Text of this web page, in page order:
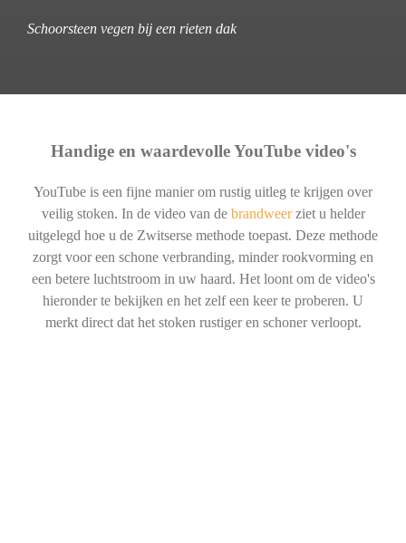
Schoorsteen vegen bij een rieten dak
Handige en waardevolle YouTube video's
YouTube is een fijne manier om rustig uitleg te krijgen over
veilig stoken. In de video van de brandweerziet u helder
uitgelegd hoe u de Zwitserse methode toepast. Deze methode
zorgt voor een schone verbranding, minder rookvorming en
een betere luchtstroom in uw haard. Het loont om de video's
hieronder te bekijken en het zelf een keer te proberen. U
merkt direct dat het stoken rustiger en schoner verloopt.